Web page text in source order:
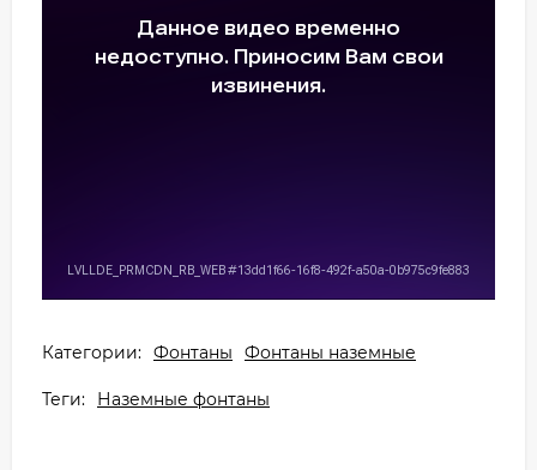
Категории: Фонтаны Фонтаны наземные
Теги: Наземные фонтаны